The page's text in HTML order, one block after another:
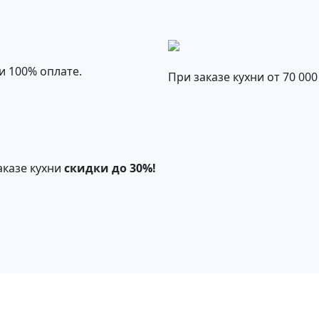
100% оплате. При заказе кухни от 70
кухни скидки до 30%!